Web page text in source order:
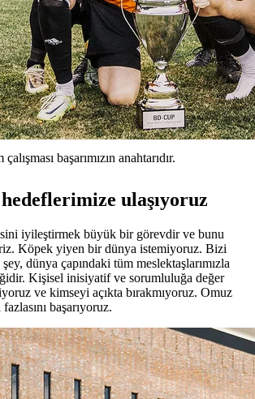
başarımızın anahtarıdır.
ulaşıyoruz
iyileştirmek büyük bir görevdir ve bunu
Köpek yiyen bir dünya istemiyoruz. Bizi
dünya çapındaki tüm meslektaşlarımızla
Kişisel inisiyatif ve sorumluluğa değer
ve kimseyi açıkta bırakmıyoruz. Omuz
başarıyoruz.